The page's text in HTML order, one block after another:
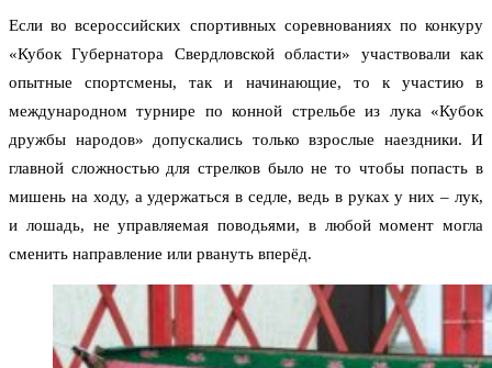
Если во всероссийских спортивных соревнованиях по конкуру
«Кубок Губернатора Свердловской области» участвовали как
опытные спортсмены, так и начинающие, то к участию в
международном турнире по конной стрельбе из лука «Кубок
дружбы народов» допускались только взрослые наездники. И
главной сложностью для стрелков было не то чтобы попасть в
мишень на ходу, а удержаться в седле, ведь в руках у них – лук,
и лошадь, не управляемая поводьями, в любой момент могла
сменить направление или рвануть вперёд.